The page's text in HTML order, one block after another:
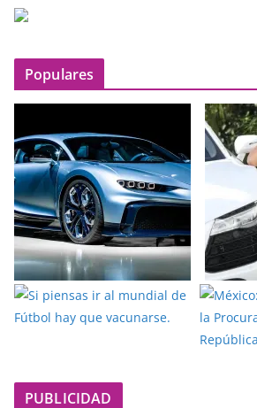
Populares
PUBLICIDAD